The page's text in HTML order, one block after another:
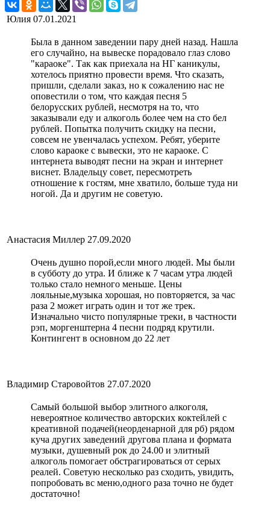
Юлия 07.01.2021
Была в данном заведении пару дней назад. Нашла
его случайно, на вывеске порадовало глаз слово
"караоке". Так как приехала на НГ каникулы,
хотелось приятно провести время. Что сказать,
пришли, сделали заказ, но к сожалению нас не
оповестили о том, что каждая песня 5
белорусских рублей, несмотря на то, что
заказывали еду и алкоголь более чем на сто бел
рублей. Попытка получить скидку на песни,
совсем не увенчалась успехом. Ребят, уберите
слово караоке с вывески, это не караоке. С
интернета выводят песни на экран и интернет
виснет. Владельцу совет, пересмотреть
отношение к гостям, мне хватило, больше туда ни
ногой. Да и другим не советую.
Анастасия Миллер 27.09.2020
Очень душно порой,если много людей. Мы были
в субботу до утра. И ближе к 7 часам утра людей
только стало немного меньше. Цены
лояльные,музыка хорошая, но повторяется, за час
раза 2 может играть один и тот же трек.
Изначально чисто популярные треки, в частности
рэп, моргенштерна 4 песни подряд крутили.
Контингент в основном до 22 лет
Владимир Старовойтов 27.07.2020
Самый большой выбор элитного алкоголя,
невероятное количество авторских коктейлей с
креативной подачей(неорденарной для рб) рядом
куча других заведений другова плана и формата
музыки, душевный рок до 24.00 и элитный
алкоголь помогает обстрагироваться от серых
реалей. Советую несколько раз сходить, увидить,
попробовать вс меню,одного раза точно не будет
достаточно!